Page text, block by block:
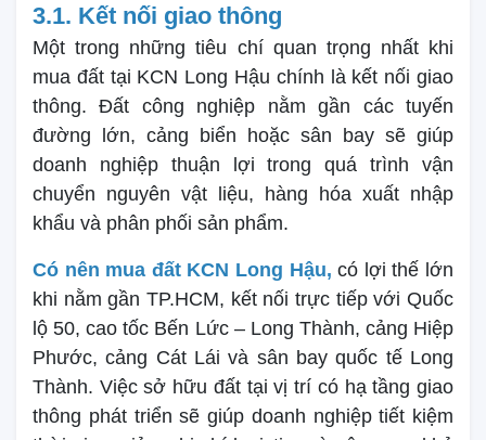
3.1. Kết nối giao thông
Một trong những tiêu chí quan trọng nhất khi
mua đất tại KCN Long Hậu chính là kết nối giao
thông. Đất công nghiệp nằm gần các tuyến
đường lớn, cảng biển hoặc sân bay sẽ giúp
doanh nghiệp thuận lợi trong quá trình vận
chuyển nguyên vật liệu, hàng hóa xuất nhập
khẩu và phân phối sản phẩm.
Có nên mua đất KCN Long Hậu, có lợi thế lớn
khi nằm gần TP.HCM, kết nối trực tiếp với Quốc
lộ 50, cao tốc Bến Lức – Long Thành, cảng Hiệp
Phước, cảng Cát Lái và sân bay quốc tế Long
Thành. Việc sở hữu đất tại vị trí có hạ tầng giao
thông phát triển sẽ giúp doanh nghiệp tiết kiệm